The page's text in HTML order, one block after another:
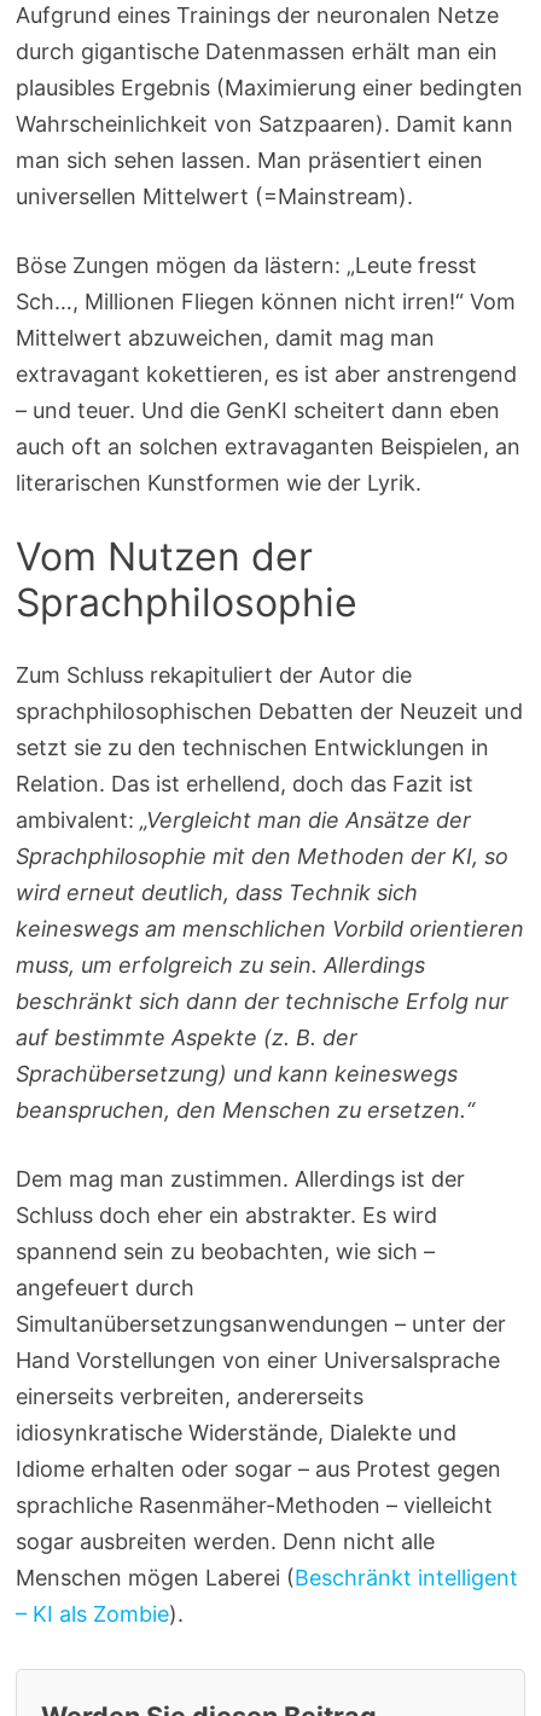
Aufgrund eines Trainings der neuronalen Netze
durch gigantische Datenmassen erhält man ein
plausibles Ergebnis (Maximierung einer bedingten
Wahrscheinlichkeit von Satzpaaren). Damit kann
man sich sehen lassen. Man präsentiert einen
universellen Mittelwert (=Mainstream).
Böse Zungen mögen da lästern: „Leute fresst
Sch…, Millionen Fliegen können nicht irren!“ Vom
Mittelwert abzuweichen, damit mag man
extravagant kokettieren, es ist aber anstrengend
– und teuer. Und die GenKI scheitert dann eben
auch oft an solchen extravaganten Beispielen, an
literarischen Kunstformen wie der Lyrik.
Vom Nutzen der
Sprachphilosophie
Zum Schluss rekapituliert der Autor die
sprachphilosophischen Debatten der Neuzeit und
setzt sie zu den technischen Entwicklungen in
Relation. Das ist erhellend, doch das Fazit ist
ambivalent:„Vergleicht man die Ansätze der
Sprachphilosophie mit den Methoden der KI, so
wird erneut deutlich, dass Technik sich
keineswegs am menschlichen Vorbild orientieren
muss, um erfolgreich zu sein. Allerdings
beschränkt sich dann der technische Erfolg nur
auf bestimmte Aspekte (z. B. der
Sprachübersetzung) und kann keineswegs
beanspruchen, den Menschen zu ersetzen.“
Dem mag man zustimmen. Allerdings ist der
Schluss doch eher ein abstrakter. Es wird
spannend sein zu beobachten, wie sich –
angefeuert durch
Simultanübersetzungsanwendungen – unter der
Hand Vorstellungen von einer Universalsprache
einerseits verbreiten, andererseits
idiosynkratische Widerstände, Dialekte und
Idiome erhalten oder sogar – aus Protest gegen
sprachliche Rasenmäher-Methoden – vielleicht
sogar ausbreiten werden. Denn nicht alle
Menschen mögen Laberei (Beschränkt intelligent
– KI als Zombie).